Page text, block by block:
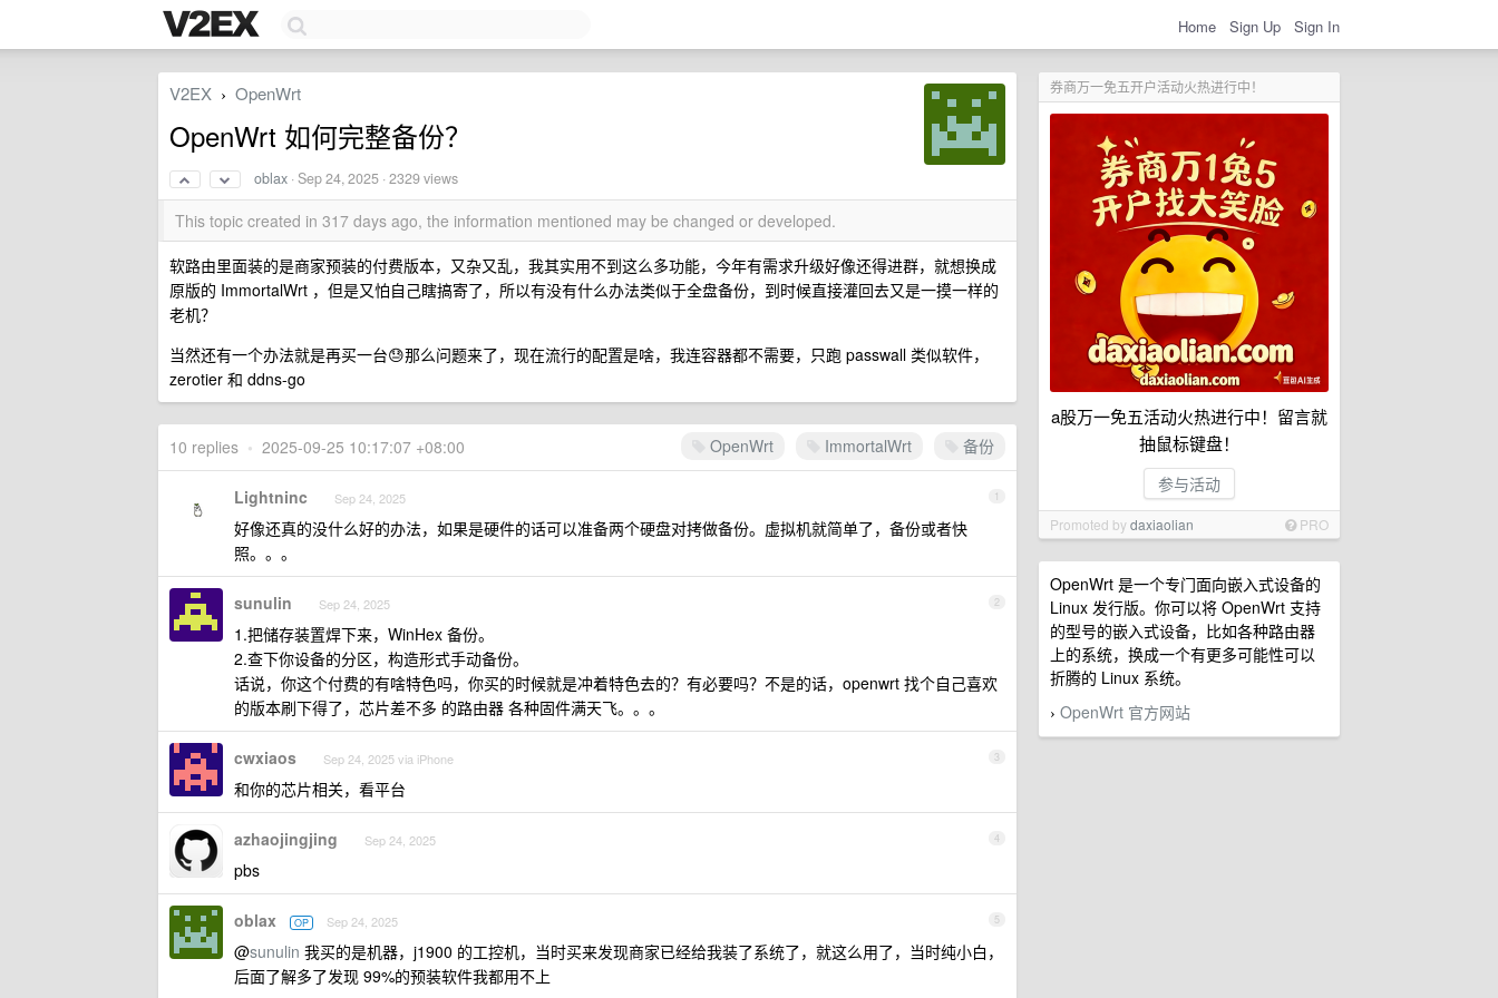
Home Sign Up Sign In
券商万一免五开户活动火热进行中！
a股万一免五活动火热进行中！留言就
抽鼠标键盘！
参与活动
Promoted bydaxiaolian PRO
OpenWrt 是一个专门面向嵌入式设备的
Linux 发行版。你可以将 OpenWrt 支持
的型号的嵌入式设备，比如各种路由器
上的系统，换成一个有更多可能性可以
折腾的 Linux 系统。
› OpenWrt 官方网站
V2EX › OpenWrt
OpenWrt 如何完整备份？
oblax ·Sep 24, 2025 · 2329 views
This topic created in 317 days ago, the information mentioned may be changed or developed.
软路由里面装的是商家预装的付费版本，又杂又乱，我其实用不到这么多功能，今年有需求升级好像还得进群，就想换成
原版的 ImmortalWrt ，但是又怕自己瞎搞寄了，所以有没有什么办法类似于全盘备份，到时候直接灌回去又是一摸一样的
老机？
当然还有一个办法就是再买一台😓那么问题来了，现在流行的配置是啥，我连容器都不需要，只跑 passwall 类似软件，
zerotier 和 ddns-go
OpenWrt ImmortalWrt 备份
10 replies • 2025-09-25 10:17:07 +08:00
1
Lightninc Sep 24, 2025
好像还真的没什么好的办法，如果是硬件的话可以准备两个硬盘对拷做备份。虚拟机就简单了，备份或者快
照。。。
2
sunulin Sep 24, 2025
1.把储存装置焊下来，WinHex 备份。
2.查下你设备的分区，构造形式手动备份。
话说，你这个付费的有啥特色吗，你买的时候就是冲着特色去的？有必要吗？不是的话，openwrt 找个自己喜欢
的版本刷下得了，芯片差不多 的路由器 各种固件满天飞。。。
3
cwxiaos Sep 24, 2025 via iPhone
和你的芯片相关，看平台
4
azhaojingjing Sep 24, 2025
pbs
5
oblax OP Sep 24, 2025
@sunulin 我买的是机器，j1900 的工控机，当时买来发现商家已经给我装了系统了，就这么用了，当时纯小白，
后面了解多了发现 99%的预装软件我都用不上